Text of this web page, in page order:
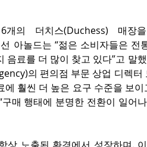
개의 더치스(Duchess) 매장
아놀드는 “젊은 소비자들은 전
음료를 더 많이 찾고 있다”고 말
의 편의점 부문 상업 디렉터
훨씬 더 높은 요구 수준을 보
매 행태에 분명한 전환이 일어